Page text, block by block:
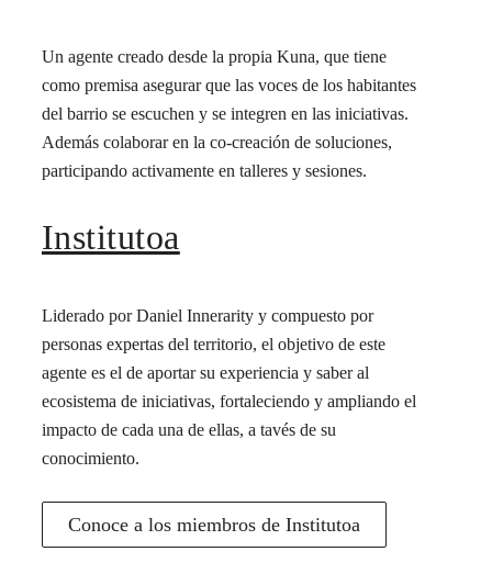
Un agente creado desde la propia Kuna, que tiene
como premisa asegurar que las voces de los habitantes
del barrio se escuchen y se integren en las iniciativas.
Además colaborar en la co-creación de soluciones,
participando activamente en talleres y sesiones.
Institutoa
Liderado por Daniel Innerarity y compuesto por
personas expertas del territorio, el objetivo de este
agente es el de aportar su experiencia y saber al
ecosistema de iniciativas, fortaleciendo y ampliando el
impacto de cada una de ellas, a tavés de su
conocimiento.
Conoce a los miembros de Institutoa